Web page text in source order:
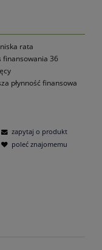
rata
finansowania 36
płynność finansowa
zapytaj o produkt
poleć znajomemu